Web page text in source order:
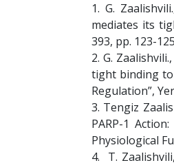
1. G.
mediates its
393, pp. 123-
2. G.
tight binding to
Regulation”,
3. Tengiz
PARP-1
Physiological
4. T.